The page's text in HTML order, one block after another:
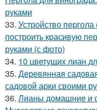
руками
33. Устройство
построить красивую
руками (с фото)
34. 10 цветущих лиан
35. Деревянная
садовой арки своими
36. Лианы домашние и